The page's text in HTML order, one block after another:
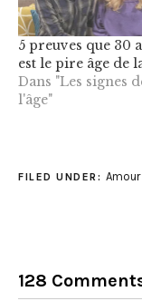
5 preuves que 30
est le pire âge de
Dans "Les signes
l'âge"
FILED UNDER: Amour
128